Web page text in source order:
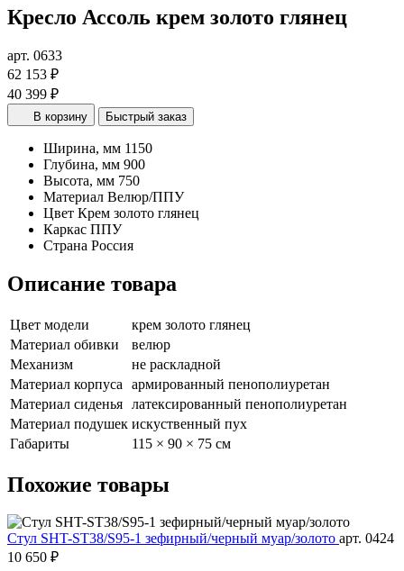
Кресло Ассоль крем золото глянец
арт. 0633
62 153 ₽
40 399 ₽
В корзину Быстрый заказ
Ширина, мм 1150
Глубина, мм 900
Высота, мм 750
Материал Велюр/ППУ
Цвет Крем золото глянец
Каркас ППУ
Страна Россия
Описание товара
Цвет модели
крем золото глянец
Материал обивки
велюр
Механизм
не раскладной
Материал корпуса
армированный пенополиуретан
Материал сиденья латексированный пенополиуретан
Материал подушек искуственный пух
Габариты
115 × 90 × 75 см
Похожие товары
Стул SHT-ST38/S95-1 зефирный/черный муар/золото арт. 0424
10 650 ₽